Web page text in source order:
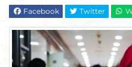
Facebook Twitter